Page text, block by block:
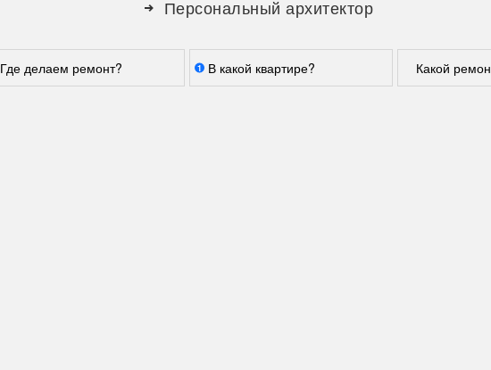
Персональный архитектор
Где делаем ремонт? В какой квартире?
1 Какой